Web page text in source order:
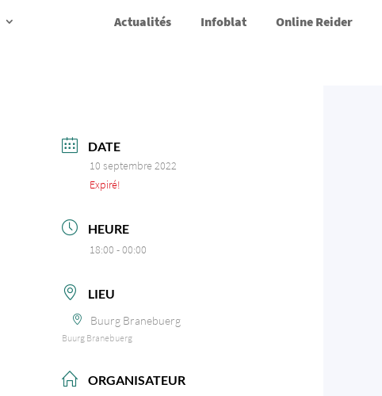
Actualités Infoblat Online Reider
DATE
10 septembre 2022
Expiré!
HEURE
18:00 - 00:00
LIEU
Buurg Branebuerg
Buurg Branebuerg
ORGANISATEUR